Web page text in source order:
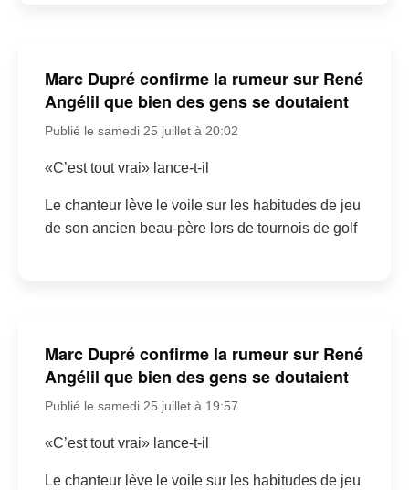
Marc Dupré confirme la rumeur sur René
Angélil que bien des gens se doutaient
Publié le samedi 25 juillet à 20:02
«C’est tout vrai» lance-t-il
Le chanteur lève le voile sur les habitudes de jeu
de son ancien beau-père lors de tournois de golf
Marc Dupré confirme la rumeur sur René
Angélil que bien des gens se doutaient
Publié le samedi 25 juillet à 19:57
«C’est tout vrai» lance-t-il
Le chanteur lève le voile sur les habitudes de jeu